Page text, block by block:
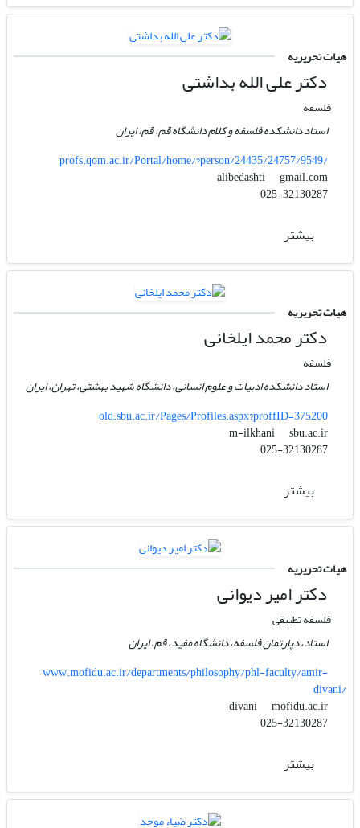
هیات تحریریه
دکتر علی الله بداشتی
فلسفه
استاد دانشکده فلسفه و کلام دانشگاه قم، قم، ایران
profs.qom.ac.ir/Portal/home/?person/24435/24757/9549/
alibedashti
gmail.com
025-32130287
بیشتر
هیات تحریریه
دکتر محمد ایلخانی
فلسفه
استاد دانشکده ادبیات و علوم انسانی، دانشگاه شهید بهشتی، تهران، ایران
old.sbu.ac.ir/Pages/Profiles.aspx?proffID=375200
m-ilkhani
sbu.ac.ir
025-32130287
بیشتر
هیات تحریریه
دکتر امیر دیوانی
فلسفه تطبیقی
استاد، دپارتمان فلسفه، دانشگاه مفید، قم، ایران
www.mofidu.ac.ir/departments/philosophy/phl-faculty/amir-
divani/
divani
mofidu.ac.ir
025-32130287
بیشتر